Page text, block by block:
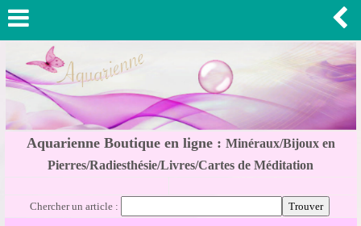
Aquarienne Boutique en ligne : Minéraux/Bijoux en
Pierres/Radiesthésie/Livres/Cartes de Méditation
Chercher un article :